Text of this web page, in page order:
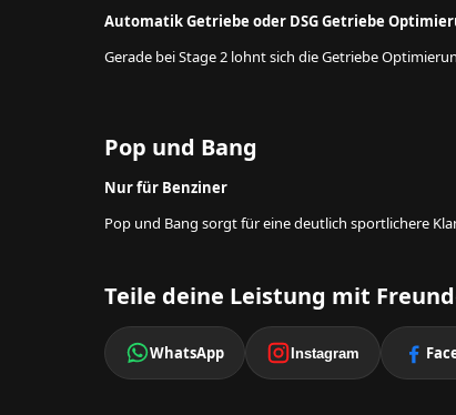
Automatik Getriebe oder DSG Getriebe
Gerade bei Stage 2 lohnt sich die Getriebe
Pop und Bang
Nur für Benziner
Pop und Bang sorgt für eine deutlich sportlichere
Teile deine Leistung mit
WhatsApp Instagram